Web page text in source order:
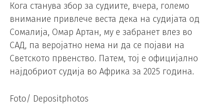
Кога станува збор за судиите, вчера, големо
внимание привлече веста дека на судијата од
Сомалија, Омар Артан, му е забранет влез во
САД, па веројатно нема ни да се појави на
Светското првенство. Патем, тој е официјално
најдобриот судија во Африка за 2025 година.
Foto/ Depositphotos